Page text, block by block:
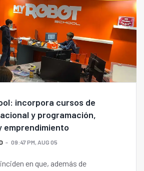
incorpora cursos de
y programación,
emprendimiento
09:47 PM, AUG 05
en que, además de